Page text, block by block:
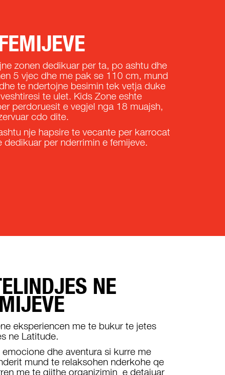
zonen dedikuar per ta, po ashtu dhe
5 vjec dhe me pak se 110 cm, mund
te ndertojne besimin tek vetja duke
te ulet. Kids Zone eshte
perdoruesit e vegjel nga 18 muajsh,
cdo dite.
nje hapsire te vecante per karrocat
dedikuar per nderrimin e femijeve.
NE
eksperiencen me te bukur te jetes
ne Latitude.
dhe aventura si kurre me
mund te relaksohen nderkohe qe
me te gjithe organizimin e detajuar